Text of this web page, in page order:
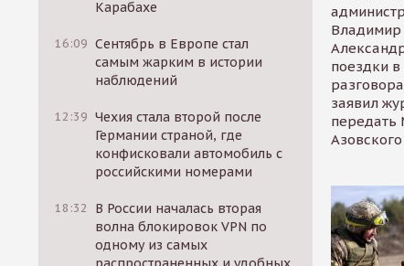
Карабахе
16:09 Сентябрь в Европе стал
самым жарким в истории
наблюдений
12:39 Чехия стала второй после
Германии страной, где
конфисковали автомобиль с
российскими номерами
18:32
В России началась вторая
волна блокировок VPN по
одному из самых
Владимир
поездки в
заявил
передать